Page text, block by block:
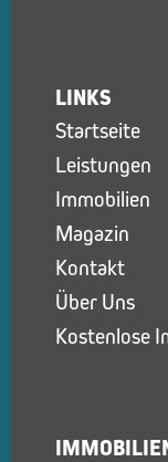
LINKS
Startseite
Leistungen
Immobilien
Magazin
Kontakt
Über Uns
Kostenlose